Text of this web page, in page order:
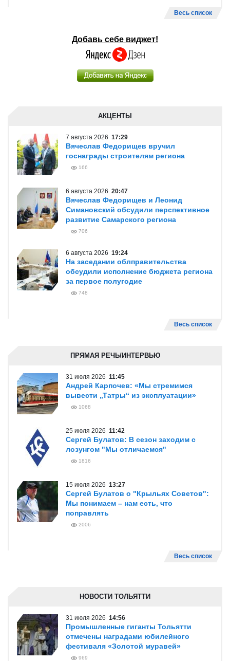
Весь список
Добавь себе виджет!
АКЦЕНТЫ
7 августа 2026 17:29
Вячеслав Федорищев вручил
госнаграды строителям региона
166
6 августа 2026 20:47
Вячеслав Федорищев и Леонид
Симановский обсудили перспективное
развитие Самарского региона
706
6 августа 2026 19:24
На заседании облправительства
обсудили исполнение бюджета региона
за первое полугодие
748
Весь список
ПРЯМАЯ РЕЧЬ/ИНТЕРВЬЮ
31 июля 2026 11:45
Андрей Карпочев: «Мы стремимся
вывести „Татры“ из эксплуатации»
1068
25 июля 2026 11:42
Сергей Булатов: В сезон заходим с
лозунгом "Мы отличаемся"
1816
15 июля 2026 13:27
Сергей Булатов о "Крыльях Советов":
Мы понимаем – нам есть, что
поправлять
2006
Весь список
НОВОСТИ ТОЛЬЯТТИ
31 июля 2026 14:56
Промышленные гиганты Тольятти
отмечены наградами юбилейного
фестиваля «Золотой муравей»
969